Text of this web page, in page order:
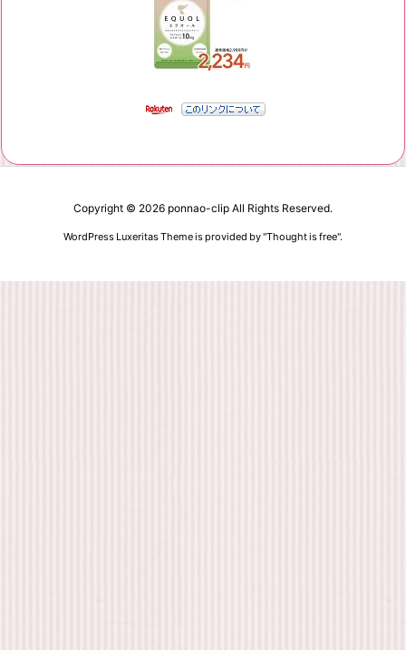
Copyright © 2026 ponnao-clip All Rights Reserved.
WordPress Luxeritas Theme is provided by "Thought is free".